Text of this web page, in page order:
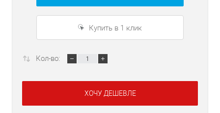
Купить в 1 клик
Кол-во:
ХОЧУ ДЕШЕВЛЕ